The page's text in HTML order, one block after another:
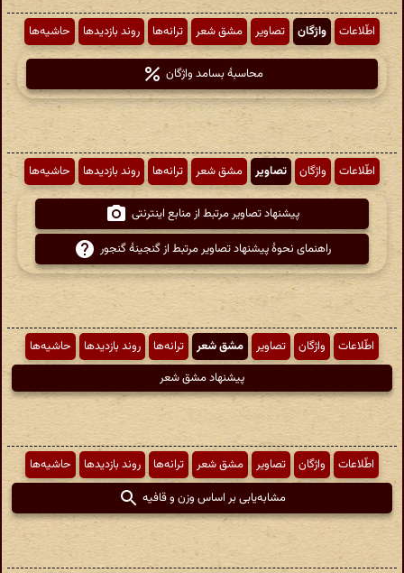
اطّلاعات واژگان تصاویر مشق شعر ترانه‌ها روند بازدیدها حاشیه‌ها
محاسبهٔ بسامد واژگان
اطّلاعات واژگان تصاویر مشق شعر ترانه‌ها روند بازدیدها حاشیه‌ها
پیشنهاد تصاویر مرتبط از منابع اینترنتی
راهنمای نحوهٔ پیشنهاد تصاویر مرتبط از گنجینهٔ گنجور
اطّلاعات واژگان تصاویر مشق شعر ترانه‌ها روند بازدیدها
حاشیه‌ها
پیشنهاد مشق شعر
اطّلاعات واژگان تصاویر مشق شعر ترانه‌ها روند بازدیدها
حاشیه‌ها
مشابه‌یابی بر اساس وزن و قافیه